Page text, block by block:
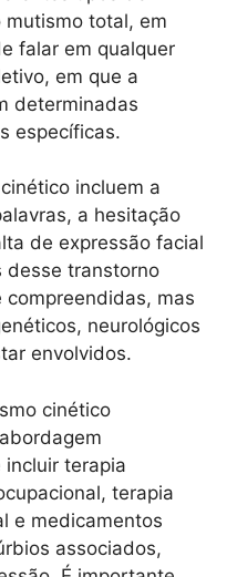
mutismo total, em
falar em qualquer
em que a
determinadas
específicas.
incluem a
a hesitação
de expressão facial
desse transtorno
mas
neurológicos
envolvidos.
cinético
terapia
terapia
e medicamentos
associados,